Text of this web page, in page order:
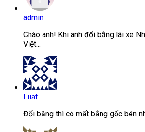
admin
Chào anh! Khi anh đổi bằng lái xe
Việt...
Luat
Đổi bằng thì có mất bằng gốc bên